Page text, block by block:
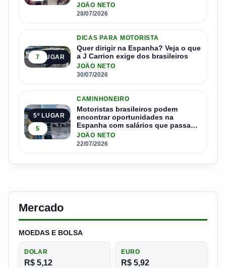
JOÃO NETO
28/07/2026
4º LUGAR
7
DICAS PARA MOTORISTA
Quer dirigir na Espanha? Veja o que
a J Carrion exige dos brasileiros
JOÃO NETO
30/07/2026
5º LUGAR
5
CAMINHONEIRO
Motoristas brasileiros podem
encontrar oportunidades na
Espanha com salários que passam
de R$ 17 mil por mês
JOÃO NETO
22/07/2026
Mercado
MOEDAS E BOLSA
DOLAR
R$ 5,12
EURO
R$ 5,92